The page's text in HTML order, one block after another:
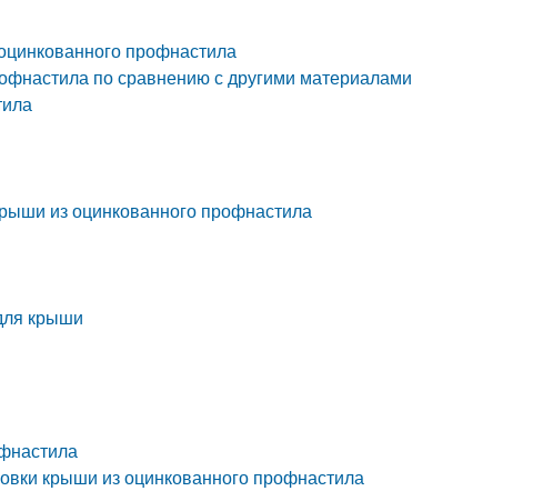
профнастила
по сравнению с другими материалами
из оцинкованного профнастила
крыши
крыши из оцинкованного профнастила